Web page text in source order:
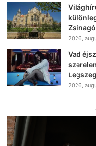
2026,
Vad
2026,